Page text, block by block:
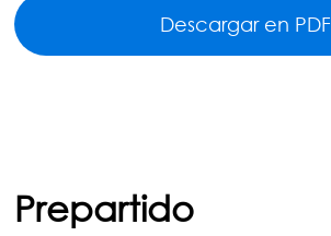
Descargar en PDF
Prepartido